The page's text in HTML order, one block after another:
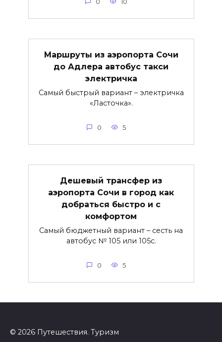
0 10
Маршруты из аэропорта Сочи
до Адлера автобус такси
электричка
Самый быстрый вариант – электричка
«Ласточка».
0 5
Дешевый трансфер из
аэропорта Сочи в город как
добраться быстро и с
комфортом
Самый бюджетный вариант – сесть на
автобус № 105 или 105с.
0 5
© 2026 Путешествия. Туризм